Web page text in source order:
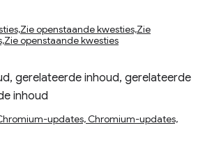
openstaande kwesties,Zie
openstaande kwesties
gerelateerde inhoud, gerelateerde
inhoud
updates, Chromium-updates,